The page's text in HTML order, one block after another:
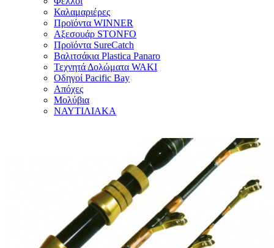
Καλαμαριέρες
Προϊόντα WINNER
Αξεσουάρ STONFO
Προϊόντα SureCatch
Βαλιτσάκια Plastica Panaro
Τεχνητά Δολώματα WAKI
Οδηγοί Pacific Bay
Απόχες
Μολύβια
ΝΑΥΤΙΛΙΑΚΑ